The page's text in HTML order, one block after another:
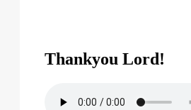
Thankyou Lord!